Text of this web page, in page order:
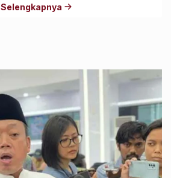
Selengkapnya